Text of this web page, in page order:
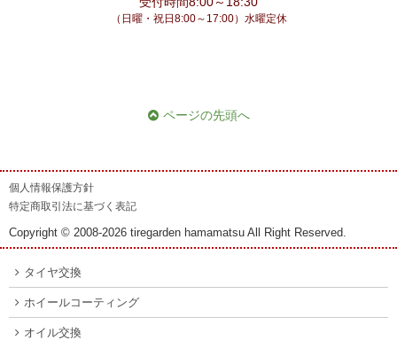
（日曜・祝日8:00～17:00）水曜定休
ページの先頭へ
個人情報保護方針
特定商取引法に基づく表記
Copyright © 2008-2026 tiregarden hamamatsu All Right Reserved.
タイヤ交換
ホイールコーティング
オイル交換